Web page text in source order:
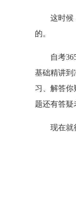
这时候
的。
自考
基础精讲到
习、解答
题还有答疑
现在就